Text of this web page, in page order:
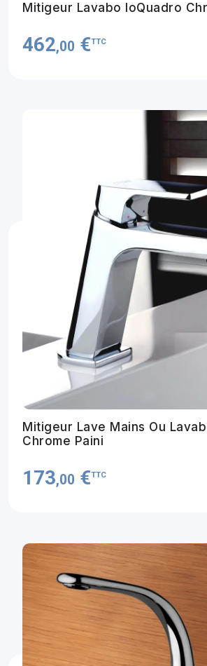
Mitigeur Lavabo IoQuadro
462,00 €TTC
Mitigeur Lave Mains Ou
Chrome Paini
173,00 €TTC